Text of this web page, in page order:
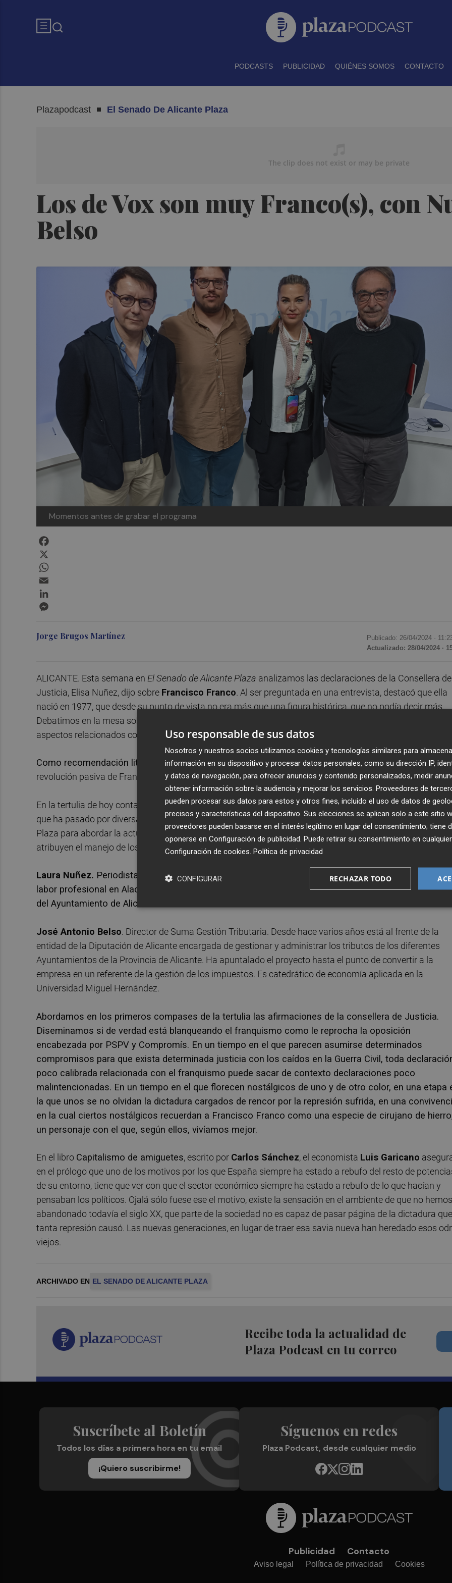
PODCASTS PUBLICIDAD QUIÉNES SOMOS CONTACTO
Plazapodcast El Senado De Alicante Plaza
Los de Vox son muy Franco(s), con
Belso
Momentos antes de grabar el programa
Jorge Brugos Martínez Publicado: 26/04/2024 ·
Actualizado: 28/04/2024 ·
ALICANTE. Esta semana en El Senado de Alicante Plaza analizamos las declaraciones de la Consellera de
Justicia, Elisa Nuñez, dijo sobre Francisco Franco. Al ser preguntada en una entrevista, destacó que ella
nació en 1977, que desde su punto de vista no era más que una figura histórica, que no podía decir más.
Debatimos en la mesa sobre las afirmaciones del miembro del gobierno de
aspectos relacionados con una sensación, el estancamiento de una España que parece no pasar página.
Como recomendación literaria, traemos el ensayo escrito por el historiador José Luis Villacañas,La
revolución pasiva de Franco
, un minucioso análisis sobre la dictadura franquista.
En la tertulia de hoy contamos con la presencia de Ángel Franco. Tras una vida dedicada a la política, en
que ha pasado por diversas instituciones como el Senado, se estrena hoy en nuestro Senado de Alicante
Plaza para abordar la actualidad. Es uno de los pesos pesados del PSOE en Alicante, tanto que muchos le
atribuyen el manejo de los hilos de la estructura socialista en la capital de la provincia.
Laura Nuñez. Periodista con una larga trayectoria en prensa y televisión. Actualmente desempeña
labor profesional en Alacantí TV. Probó suerte en la administración pública como asesora de prensa
del Ayuntamiento de Alicante en el año 2018.
José Antonio Belso. Director de Suma Gestión Tributaria. Desde hace varios años está al frente de la
entidad de la Diputación de Alicante encargada de gestionar y administrar los tributos de los diferentes
Ayuntamientos de la Provincia de Alicante. Ha apuntalado el proyecto hasta el punto de convertir a la
empresa en un referente de la gestión de los impuestos. Es catedrático de economía aplicada en la
Universidad Miguel Hernández.
Abordamos en los primeros compases de la tertulia las afirmaciones de la consellera de Justicia.
Diseminamos si de verdad está blanqueando el franquismo como le reprocha la oposición
encabezada por PSPV y Compromís. En un tiempo en el que parecen asumirse determinados
compromisos para que exista determinada justicia con los caídos en la Guerra Civil, toda
poco calibrada relacionada con el franquismo puede sacar de contexto declaraciones poco
malintencionadas. En un tiempo en el que florecen nostálgicos de uno y de otro color, en una etapa
la que unos se no olvidan la dictadura cargados de rencor por la represión sufrida, en una
en la cual ciertos nostálgicos recuerdan a Francisco Franco como una especie de cirujano de
un personaje con el que, según ellos, vivíamos mejor.
En el libro Capitalismo de amiguetes, escrito por Carlos Sánchez, el economista Luis Garicano
en el prólogo que uno de los motivos por los que España siempre ha estado a rebufo del resto de
de su entorno, tiene que ver con que el sector económico siempre ha estado a rebufo de lo que hacían y
pensaban los políticos. Ojalá sólo fuese ese el motivo, existe la sensación en el ambiente de que no hemos
abandonado todavía el siglo XX, que parte de la sociedad no es capaz de pasar página de la dictadura que
tanta represión causó. Las nuevas generaciones, en lugar de traer esa savia nueva han heredado esos
viejos.
ARCHIVADO EN EL SENADO DE ALICANTE PLAZA
Recibe toda la actualidad de
Plaza Podcast en tu correo
Suscríbete al Boletín
Todos los días a primera hora en tu email
¡Quiero suscribirme!
Síguenos en redes
Plaza Podcast, desde cualquier medio
Publicidad Contacto
Aviso legal Política de privacidad Cookies
Uso responsable de sus datos
Nosotros y nuestros socios utilizamos cookies y tecnologías similares para
información en su dispositivo y procesar datos personales, como su dirección IP,
y datos de navegación, para ofrecer anuncios y contenido personalizados, medir
obtener información sobre la audiencia y mejorar los servicios. Proveedores de
pueden procesar sus datos para estos y otros fines, incluido el uso de datos de
precisos y características del dispositivo. Sus elecciones se aplican solo a este sitio
proveedores pueden basarse en el interés legítimo en lugar del consentimiento; tiene
oponerse en Configuración de publicidad . Puede retirar su consentimiento en
Configuración de cookies Política de privacidad
RECHAZAR TODO
CONFIGURAR